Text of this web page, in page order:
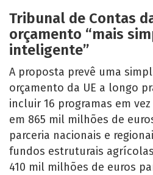
Tribunal de Contas
orçamento “mais
inteligente”
A proposta prevê uma
orçamento da UE a longo
incluir 16 programas em
em 865 mil milhões de
parceria nacionais e
fundos estruturais
410 mil milhões de euros